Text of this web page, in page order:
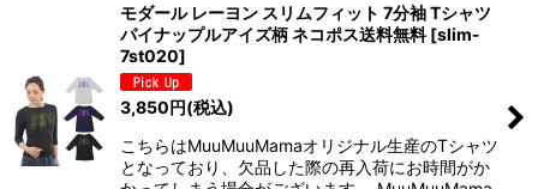
モダール レーヨン スリムフィット 7分袖 Tシャツ
パイナップルアイズ柄 ネコポス送料無料 [slim-
7st020]
3,850円(税込)
こちらはMuuMuuMamaオリジナル生産のTシャツ
となっており、欠品した際の再入荷にお時間がか